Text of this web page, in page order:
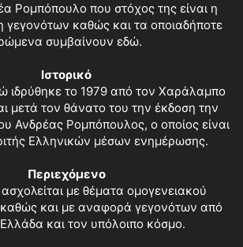
Ρομπόπουλο που στόχος της είναι η
γεγονότων καθώς και τα οποιαδήποτε
συμβαίνουν εδώ.
Ιστορικό
ιδρύθηκε το 1979 από τον Χαράλαμπο
μετά τον θάνατο του την έκδοση την
Ανδρέας Ρομπόπουλος, ο οποίος είναι
Ελληνικών μέσων ενημέρωσης.
Περιεχόμενο
με θέματα ομογενειακού
και με αναφορά γεγονότων από
και τον υπόλοιπο κόσμο.